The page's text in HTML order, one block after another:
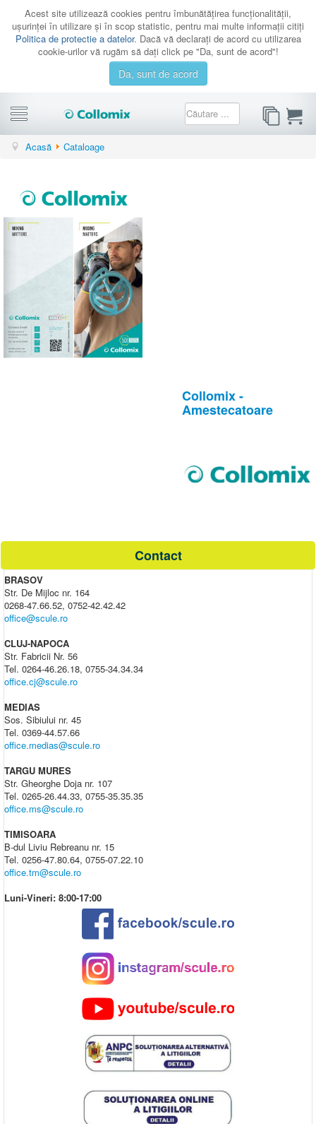
Acest site utilizează cookies pentru îmbunătăţirea funcţionalităţii,
uşurinţei în utilizare şi în scop statistic, pentru mai multe informaţii citiţi
Politica de protectie a datelor. Dacă vă declaraţi de acord cu utilizarea
cookie-urilor vă rugăm să daţi click pe "Da, sunt de acord"!
Da, sunt de acord
CATEGORII
SERVICE
CONTACT
AUTENTIFICARE
Acasă Cataloage
Collomix -
Amestecatoare
Contact
BRASOV
Str. De Mijloc nr. 164
0268-47.66.52, 0752-42.42.42
office@scule.ro
CLUJ-NAPOCA
Str. Fabricii Nr. 56
Tel. 0264-46.26.18, 0755-34.34.34
office.cj@scule.ro
MEDIAS
Sos. Sibiului nr. 45
Tel. 0369-44.57.66
office.medias@scule.ro
TARGU MURES
Str. Gheorghe Doja nr. 107
Tel. 0265-26.44.33, 0755-35.35.35
office.ms@scule.ro
TIMISOARA
B-dul Liviu Rebreanu nr. 15
Tel. 0256-47.80.64, 0755-07.22.10
office.tm@scule.ro
Luni-Vineri: 8:00-17:00